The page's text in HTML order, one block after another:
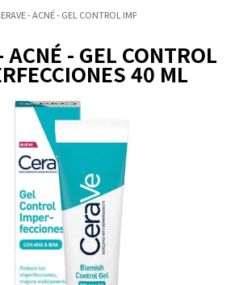
- ACNÉ - GEL CONTROL IMPERFECCIONES 40 ML
ACNÉ - GEL CONTROL
40 ML